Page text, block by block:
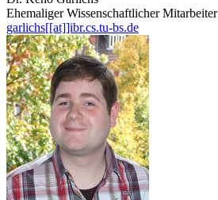
Ehemaliger Wissenschaftlicher Mitarbeiter
garlichs[[at]]ibr.cs.tu-bs.de